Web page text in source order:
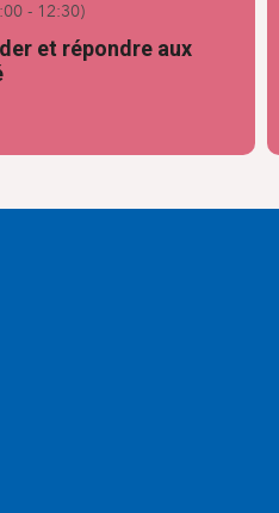
- 12:30)
et répondre aux